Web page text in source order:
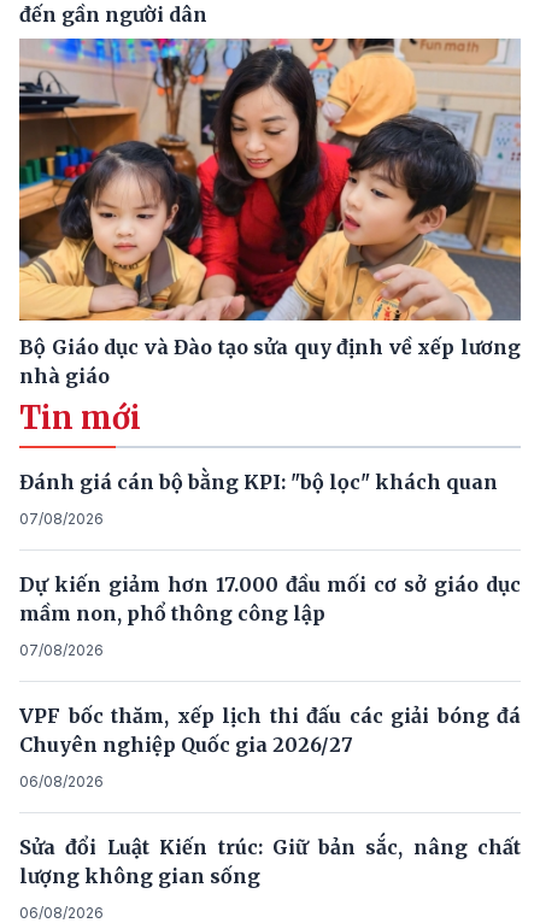
đến gần người dân
Bộ Giáo dục và Đào tạo sửa quy định về xếp lương
nhà giáo
Tin mới
Đánh giá cán bộ bằng KPI: "bộ lọc" khách quan
07/08/2026
Dự kiến giảm hơn 17.000 đầu mối cơ sở giáo dục
mầm non, phổ thông công lập
07/08/2026
VPF bốc thăm, xếp lịch thi đấu các giải bóng đá
Chuyên nghiệp Quốc gia 2026/27
06/08/2026
Sửa đổi Luật Kiến trúc: Giữ bản sắc, nâng chất
lượng không gian sống
06/08/2026